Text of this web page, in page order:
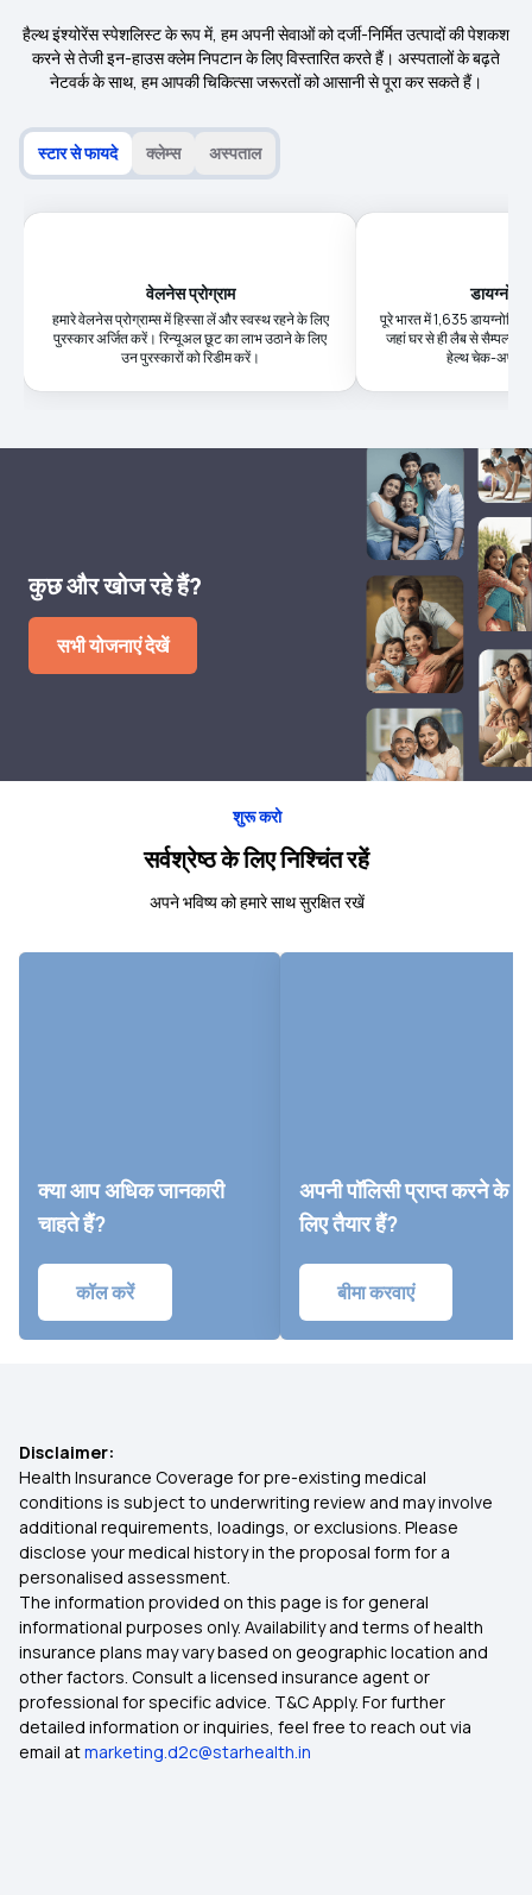
हैल्थ इंश्योरेंस स्पेशलिस्ट के रूप में, हम अपनी सेवाओं को दर्जी-निर्मित उत्पादों की पेशकश
करने से तेजी इन-हाउस क्लेम निपटान के लिए विस्तारित करते हैं। अस्पतालों के बढ़ते
नेटवर्क के साथ, हम आपकी चिकित्सा जरूरतों को आसानी से पूरा कर सकते हैं।
स्टार से फायदे क्लेम्स अस्पताल
वेलनेस प्रोग्राम
हमारे वेलनेस प्रोग्राम्स में हिस्सा लें और स्वस्थ रहने के लिए
पुरस्कार अर्जित करें। रिन्यूअल छूट का लाभ उठाने के लिए
उन पुरस्कारों को रिडीम करें।
पूरे भारत में 1,635
जहां घर से ही लैब से सैम्पल्स
हेल्थ चेक-अप की
कुछ और खोज रहे हैं?
सभी योजनाएं देखें
शुरू करो
सर्वश्रेष्ठ के लिए निश्चिंत रहें
अपने भविष्य को हमारे साथ सुरक्षित रखें
क्या आप अधिक जानकारी
चाहते हैं?
कॉल करें
अपनी पॉलिसी प्राप्त करने के
लिए तैयार हैं?
बीमा करवाएं
Disclaimer:
Health Insurance Coverage for pre-existing medical
conditions is subject to underwriting review and may involve
additional requirements, loadings, or exclusions. Please
disclose your medical history in the proposal form for a
personalised assessment.
The information provided on this page is for general
informational purposes only. Availability and terms of health
insurance plans may vary based on geographic location and
other factors. Consult a licensed insurance agent or
professional for specific advice. T&C Apply. For further
detailed information or inquiries, feel free to reach out via
email atmarketing.d2c@starhealth.in